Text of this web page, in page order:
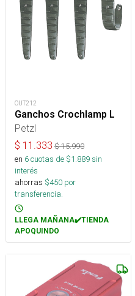
OUT212
Ganchos Crochlamp L
Petzl
$ 11.333 $15.990
en 6cuotas de $1.889sin
interés
ahorras $450 por
transferencia.
LLEGA MAÑANA✔️TIENDA
APOQUINDO